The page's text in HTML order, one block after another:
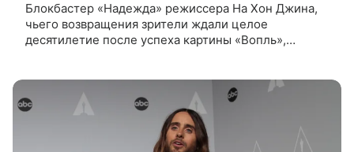
Блокбастер «Надежда» режиссера На Хон Джина,
чьего возвращения зрители ждали целое
десятилетие после успеха картины «Вопль»,